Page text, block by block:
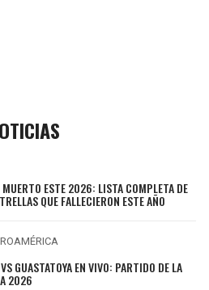
MUERTO ESTE 2026: LISTA COMPLETA DE
QUE FALLECIERON ESTE AÑO
GUASTATOYA EN VIVO: PARTIDO DE LA
2026